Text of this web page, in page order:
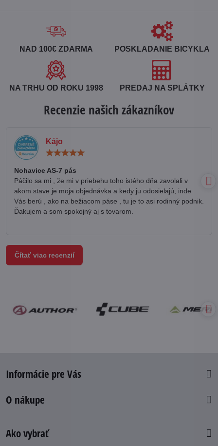
NAD 100€ ZDARMA POSKLADANIE BICYKLA
NA TRHU OD ROKU 1998 PREDAJ NA SPLÁTKY
Recenzie našich zákazníkov
Kájo
Nohavice AS-7 pás
Páčilo sa mi , že mi v priebehu toho istého dňa zavolali v
akom stave je moja objednávka a kedy ju odosielajú, inde
Vás berú , ako na bežiacom páse , tu je to asi rodinný podnik.
Ďakujem a som spokojný aj s tovarom.
Čítať viac recenzií
Informácie pre Vás
O nákupe
Ako vybrať